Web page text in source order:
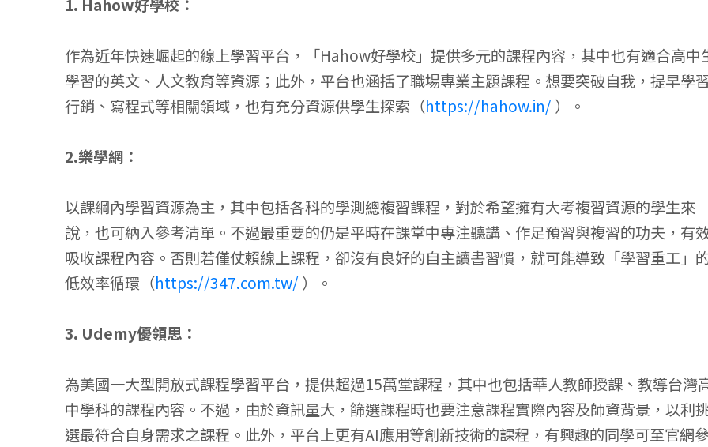
1. Hahow好學校：
作為近年快速崛起的線上學習平台，「Hahow好學校」提供多元的課程內容，其中也有適合高中
學習的英文、人文教育等資源；此外，平台也涵括了職場專業主題課程。想要突破自我，提早學
行銷、寫程式等相關領域，也有充分資源供學生探索（https://hahow.in/ ）。
2.樂學網：
以課綱內學習資源為主，其中包括各科的學測總複習課程，對於希望擁有大考複習資源的學生來
說，也可納入參考清單。不過最重要的仍是平時在課堂中專注聽講、作足預習與複習的功夫，有
吸收課程內容。否則若僅仗賴線上課程，卻沒有良好的自主讀書習慣，就可能導致「學習重工」
低效率循環（https://347.com.tw/ ）。
3. Udemy優領思：
為美國一大型開放式課程學習平台，提供超過15萬堂課程，其中也包括華人教師授課、教導台灣
中學科的課程內容。不過，由於資訊量大，篩選課程時也要注意課程實際內容及師資背景，以利
選最符合自身需求之課程。此外，平台上更有AI應用等創新技術的課程，有興趣的同學可至官網